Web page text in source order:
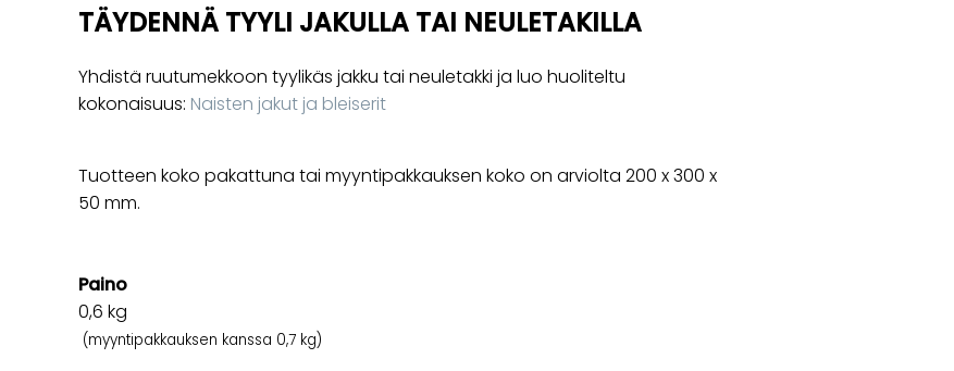
TÄYDENNÄ TYYLI JAKULLA TAI NEULETAKILLA
Yhdistä ruutumekkoon tyylikäs jakku tai neuletakki ja luo huoliteltu
kokonaisuus: Naisten jakut ja bleiserit
Tuotteen koko pakattuna tai myyntipakkauksen koko on arviolta 200 x 300 x
50 mm.
Paino
0,6 kg
(myyntipakkauksen kanssa 0,7 kg)